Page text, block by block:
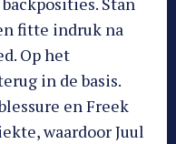
fitte indruk na
Op het
in de basis.
en Freek
waardoor Juul